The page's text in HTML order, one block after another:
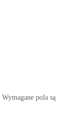
Wymagane pola są